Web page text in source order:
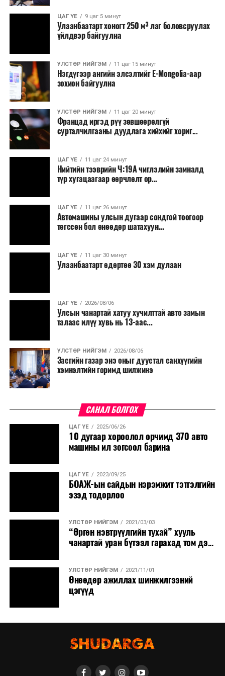
Зайлшгүй шаардлагагүй тоног төхөөрөмж,
тавилга, автомашин худалдан авах;
Батлан хамгаалах, хууль зүйн салбараас бусад
Хуулиар заавал мэдээлэхээс бусад кино,
контент, хэвлэлийн зардал;
Заавал олгохоос бусад тэтгэмж, урамшуулал.
Санхүүгийн хэмнэлтийн горимыг 2026 оны
арванхоёрдугаар сарын 31 хүртэл мөрдөнө. Харин
эрүүл мэндийн салбар уг хэмнэлтийн горимд
хамрагдахгүй бөгөөд цэцэрлэг, сургуулийн хүүхдийн
эрт илрүүлэг, вакцинжуулалт, томуу, томуу төст
өвчний эсрэг арга хэмжээ зэрэг зайлшгүй
үргэлжилнэ гэж Ерөнхий сайд Н.Учрал онцоллоо.
Мөн бүх шатны төсвийн ерөнхийлөн захирагч нарт
салбар бүрдээ урсгал зардлыг 20 хувиар бууруулах,
нөхөн томилгоо хийхгүй байх, аялал, амралт, зугаалга,
хамт олны урлаг, спортын арга хэмжээг зохион
байгуулахгүй байх, төрийн албанд шинэ орон тоо бий
сургалтыг цахим хэлбэрт шилжүүлэх, төрийн албан
хаагчдыг зарим өдрүүдэд цахимаар ажиллуулах арга
хэмжээг үргэлжлүүлэхийг үүрэг болголоо.
Төсвийн сахилга бат сайжирч, эдийн засгийн нөхцөл
байдал хэвийн болсон тохиолдолд эдгээр
хязгаарлалтыг үе шаттайгаар сулруулах юм.
ЦАГ ҮЕ 9 цаг 5 минут
Улаанбаатарт хоногт 250 м³ лаг боловсруулах
үйлдвэр байгуулна
УЛСТӨР НИЙГЭМ 11 цаг 15 минут
Нэгдүгээр ангийн элсэлтийг E-Mongolia-аар
зохион байгуулна
УЛСТӨР НИЙГЭМ 11 цаг 20 минут
Францад иргэд рүү зөвшөөрөлгүй
сурталчилгааны дуудлага хийхийг хориг...
ЦАГ ҮЕ 11 цаг 24 минут
Нийтийн тээврийн Ч:19А чиглэлийн замналд
түр хугацаагаар өөрчлөлт ор...
ЦАГ ҮЕ 11 цаг 26 минут
Автомашины улсын дугаар сондгой тоогоор
төгссөн бол өнөөдөр шатахуун...
ЦАГ ҮЕ 11 цаг 30 минут
Улаанбаатарт өдөртөө 30 хэм дулаан
ЦАГ ҮЕ 2026/08/06
Улсын чанартай хатуу хучилттай авто замын
талаас илүү хувь нь 13-аас...
УЛСТӨР НИЙГЭМ 2026/08/06
Засгийн газар энэ оныг дуустал санхүүгийн
хэмнэлтийн горимд шилжинэ
САНАЛ БОЛГОХ
ЦАГ ҮЕ 2025/06/26
10 дугаар хороолол орчимд 370 авто
машины ил зогсоол барина
ЦАГ ҮЕ 2023/09/25
БОАЖ-ын сайдын нэрэмжит тэтгэлгийн
эзэд тодорлоо
УЛСТӨР НИЙГЭМ 2021/03/03
“Өргөн нэвтрүүлгийн тухай” хууль
чанартай уран бүтээл гарахад том дэ...
УЛСТӨР НИЙГЭМ 2021/11/01
Өнөөдөр ажиллах шинжилгээний
цэгүүд